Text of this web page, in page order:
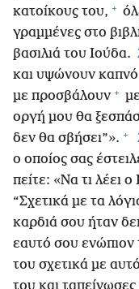
κατοίκους του, +
γραμμένες στο
βασιλιά του Ιούδα.
και υψώνουν καπνό
με προσβάλουν +
οργή μου θα
δεν θα σβήσει”». +
ο οποίος σας
πείτε: «Να τι λέει
“Σχετικά με τα
καρδιά σου ήταν
εαυτό σου ενώπιον
του σχετικά με